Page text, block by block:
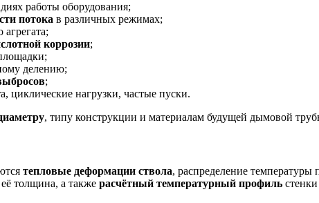
работы оборудования;
потока в различных режимах;
коррозии;
делению;
;
циклические нагрузки, частые пуски.
, типу конструкции и материалам будущей дымовой
тепловые деформации ствола, распределение температуры
толщина, а также расчётный температурный профиль